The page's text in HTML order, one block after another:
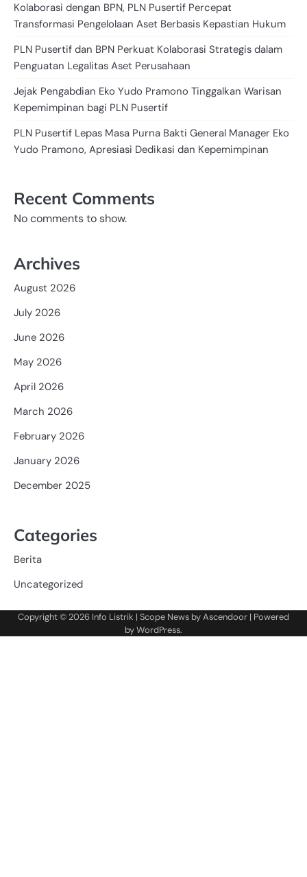
Kolaborasi dengan BPN, PLN Pusertif Percepat
Transformasi Pengelolaan Aset Berbasis Kepastian Hukum
PLN Pusertif dan BPN Perkuat Kolaborasi Strategis dalam
Penguatan Legalitas Aset Perusahaan
Jejak Pengabdian Eko Yudo Pramono Tinggalkan Warisan
Kepemimpinan bagi PLN Pusertif
PLN Pusertif Lepas Masa Purna Bakti General Manager Eko
Yudo Pramono, Apresiasi Dedikasi dan Kepemimpinan
Recent Comments
No comments to show.
Archives
August 2026
July 2026
June 2026
May 2026
April 2026
March 2026
February 2026
January 2026
December 2025
Categories
Berita
Uncategorized
Copyright © 2026 Info Listrik | Scope News byAscendoor | Powered
byWordPress.